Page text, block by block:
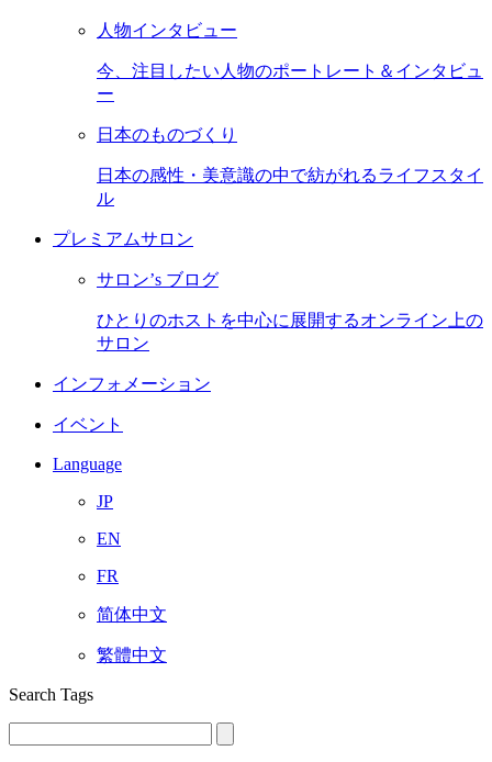
人物インタビュー
今、注目したい人物のポートレート＆インタビュ
ー
日本のものづくり
日本の感性・美意識の中で紡がれるライフスタイ
ル
プレミアムサロン
サロン’s ブログ
ひとりのホストを中心に展開するオンライン上の
サロン
インフォメーション
イベント
Language
JP
EN
FR
简体中文
繁體中文
Search Tags